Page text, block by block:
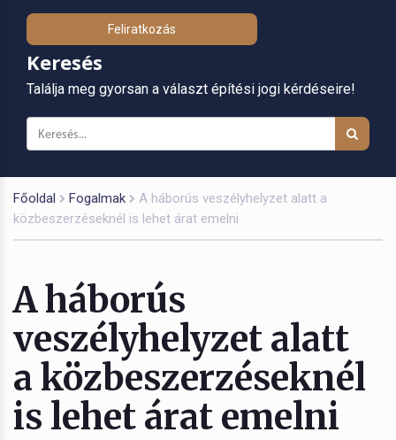
Feliratkozás
Keresés
Találja meg gyorsan a választ építési jogi kérdéseire!
Főoldal Fogalmak
A háborús veszélyhelyzet alatt a
közbeszerzéseknél is lehet árat emelni
A háborús
veszélyhelyzet alatt
a közbeszerzéseknél
is lehet árat emelni